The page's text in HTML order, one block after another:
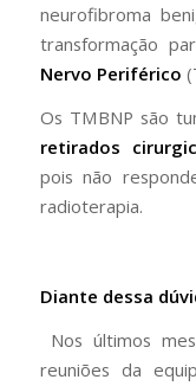
neurofibroma
transformação
Nervo Periférico
Os TMBNP são
retirados
pois não
radioterapia.
Diante dessa
Nos últimos
reuniões da